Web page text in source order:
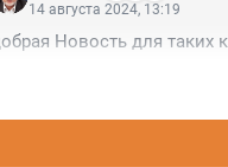
14 августа 2024, 13:19
Новость для таких